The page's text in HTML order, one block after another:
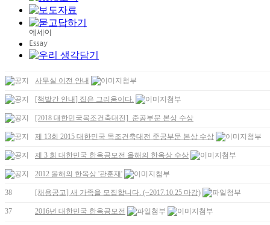
사무실 이전 안내
[책발간 안내] 집은 그리움이다.
[2018 대한민국목조건축대전]_준공부문 본상 수상
제 13회 2015 대한민국 목조건축대전 준공부문 본상 수상
제 3 회 대한민국 한옥공모전 올해의 한옥상 수상
2012 올해의 한옥상 '관훈재'
38 [채용공고] 새 가족을 모집합니다. (~2017.10.25 마감)
37 2016년 대한민국 한옥공모전